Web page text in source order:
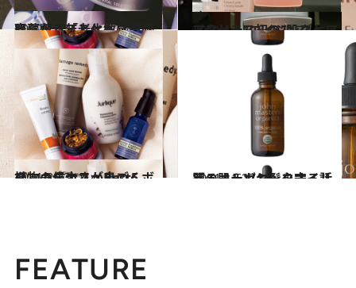
2012.1.13
齋藤薫 年とともに敏感肌になる「老化敏感肌」
ビューティ＆ヘルス 2011.12.4
アクセーヌ初の“肌ストレスフリー”エイジングケア
ビューティ＆ヘルス
2011.8.23
植物の偉大さが息づくボタニカルコスメBest5
ビューティ＆ヘルス 2011.11.27
うる肌＆ツヤ髪を守る話題のオーガニックオイル
ビューティ＆ヘルス
FEATURE